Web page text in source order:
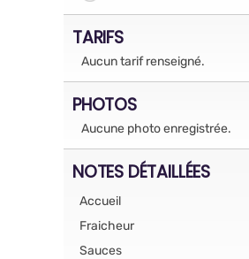
TARIFS
Aucun tarif renseigné.
PHOTOS
Aucune photo enregistrée.
NOTES DÉTAILLÉES
Accueil
Fraicheur
Sauces